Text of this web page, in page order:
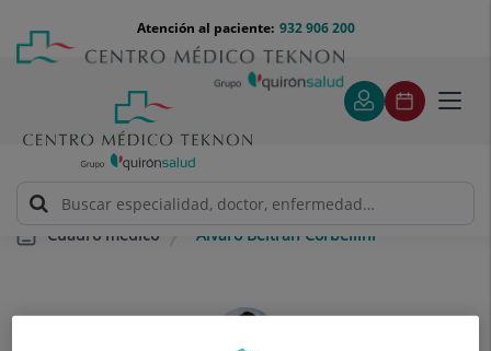
contenido
Menú
teléfono
cabecera
932 906 200
Atención al paciente:
Cuadro médico Álvaro Beltrán Corbellini